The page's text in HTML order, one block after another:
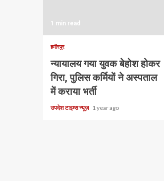
1 min read
हमीरपुर
न्यायालय गया युवक बेहोश होकर
गिरा, पुलिस कर्मियों ने अस्पताल
में कराया भर्ती
उपदेश टाइम्स न्यूज़ 1 year ago